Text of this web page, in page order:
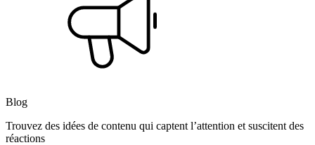
Blog
Trouvez des idées de contenu qui captent l’attention et suscitent des
réactions